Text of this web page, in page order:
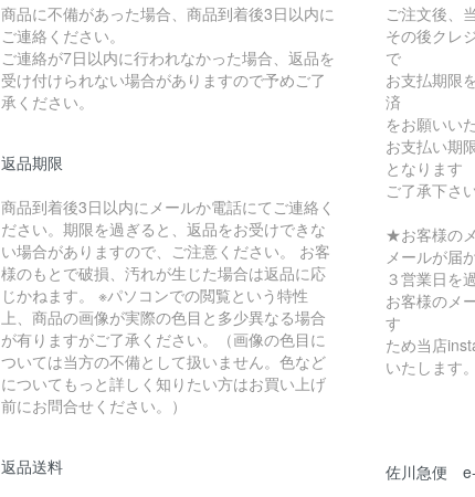
商品に不備があった場合、商品到着後3日以内に
ご連絡ください。
ご連絡が7日以内に行われなかった場合、返品を
受け付けられない場合がありますので予めご了
承ください。
返品期限
商品到着後3日以内にメールか電話にてご連絡く
ださい。期限を過ぎると、返品をお受けできな
い場合がありますので、ご注意ください。 お客
様のもとで破損、汚れが生じた場合は返品に応
じかねます。 ※パソコンでの閲覧という特性
上、商品の画像が実際の色目と多少異なる場合
が有りますがご了承ください。（画像の色目に
ついては当方の不備として扱いません。色など
についてもっと詳しく知りたい方はお買い上げ
前にお問合せください。）
返品送料
ご注文後、
その後クレ
で
お支払期限
済
をお願いい
お支払い期
となります
ご了承下さい
★お客様の
メールが届
３営業日を
お客様のメ
す
ため当店
いたします。
佐川急便